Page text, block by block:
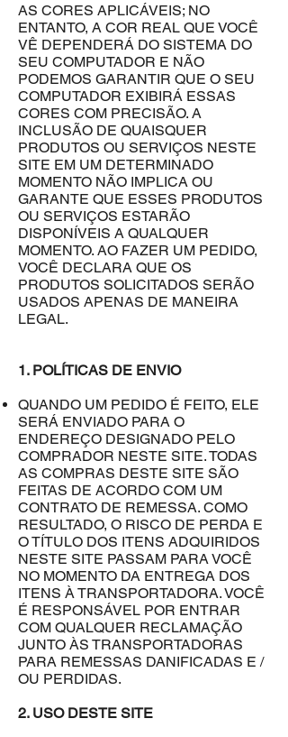
AS CORES APLICÁVEIS; NO
ENTANTO, A COR REAL QUE VOCÊ
VÊ DEPENDERÁ DO SISTEMA DO
SEU COMPUTADOR E NÃO
PODEMOS GARANTIR QUE O SEU
COMPUTADOR EXIBIRÁ ESSAS
CORES COM PRECISÃO. A
INCLUSÃO DE QUAISQUER
PRODUTOS OU SERVIÇOS NESTE
SITE EM UM DETERMINADO
MOMENTO NÃO IMPLICA OU
GARANTE QUE ESSES PRODUTOS
OU SERVIÇOS ESTARÃO
DISPONÍVEIS A QUALQUER
MOMENTO. AO FAZER UM PEDIDO,
VOCÊ DECLARA QUE OS
PRODUTOS SOLICITADOS SERÃO
USADOS ​​APENAS DE MANEIRA
LEGAL.
1. POLÍTICAS DE ENVIO
QUANDO UM PEDIDO É FEITO, ELE
SERÁ ENVIADO PARA O
ENDEREÇO DESIGNADO PELO
COMPRADOR NESTE SITE. TODAS
AS COMPRAS DESTE SITE SÃO
FEITAS DE ACORDO COM UM
CONTRATO DE REMESSA. COMO
RESULTADO, O RISCO DE PERDA E
O TÍTULO DOS ITENS ADQUIRIDOS
NESTE SITE PASSAM PARA VOCÊ
NO MOMENTO DA ENTREGA DOS
ITENS À TRANSPORTADORA. VOCÊ
É RESPONSÁVEL POR ENTRAR
COM QUALQUER RECLAMAÇÃO
JUNTO ÀS TRANSPORTADORAS
PARA REMESSAS DANIFICADAS E /
OU PERDIDAS.
2. USO DESTE SITE